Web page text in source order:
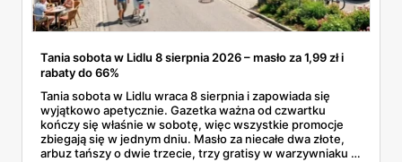
Tania sobota w Lidlu 8 sierpnia 2026 – masło za 1,99 zł i
rabaty do 66%
Tania sobota w Lidlu wraca 8 sierpnia i zapowiada się
wyjątkowo apetycznie. Gazetka ważna od czwartku
kończy się właśnie w sobotę, więc wszystkie promocje
zbiegają się w jednym dniu. Masło za niecałe dwa złote,
arbuz tańszy o dwie trzecie, trzy gratisy w warzywniaku i